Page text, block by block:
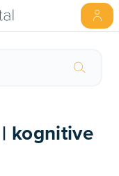
kognitive